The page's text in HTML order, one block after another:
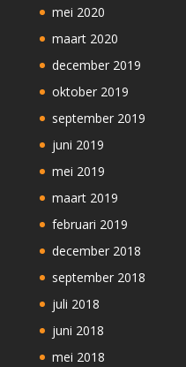
mei 2020
maart 2020
december 2019
oktober 2019
september 2019
juni 2019
mei 2019
maart 2019
februari 2019
december 2018
september 2018
juli 2018
juni 2018
mei 2018